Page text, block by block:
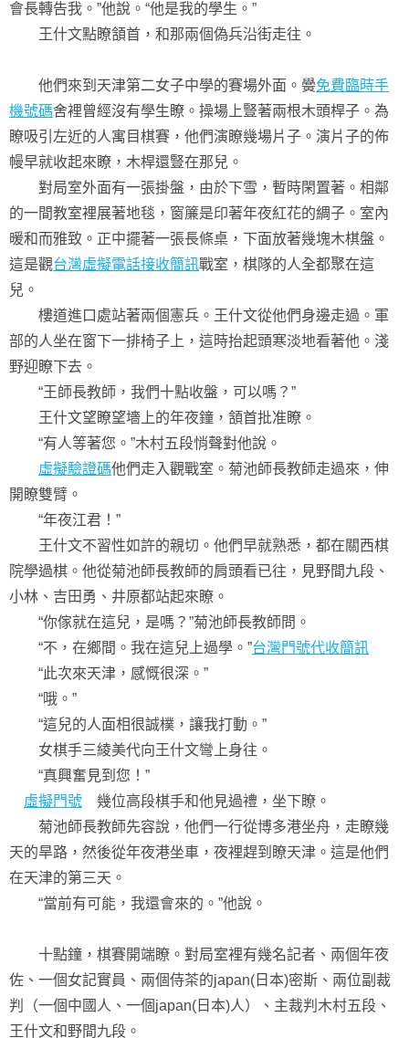
會長轉告我。”他說。“他是我的學生。”
王什文點瞭頷首，和那兩個偽兵沿街走往。
他們來到天津第二女子中學的賽場外面。黌免費臨時手
機號碼舍裡曾經沒有學生瞭。操場上豎著兩根木頭桿子。為
瞭吸引左近的人寓目棋賽，他們演瞭幾場片子。演片子的佈
幔早就收起來瞭，木桿還豎在那兒。
對局室外面有一張掛盤，由於下雪，暫時閑置著。相鄰
的一間教室裡展著地毯，窗簾是印著年夜紅花的綢子。室內
暖和而雅致。正中擺著一張長條桌，下面放著幾塊木棋盤。
這是觀台灣虛擬電話接收簡訊戰室，棋隊的人全都聚在這
兒。
樓道進口處站著兩個憲兵。王什文從他們身邊走過。軍
部的人坐在窗下一排椅子上，這時抬起頭寒淡地看著他。淺
野迎瞭下去。
“王師長教師，我們十點收盤，可以嗎？”
王什文望瞭望墻上的年夜鐘，頷首批准瞭。
“有人等著您。”木村五段悄聲對他說。
虛擬驗證碼他們走入觀戰室。菊池師長教師走過來，伸
開瞭雙臂。
“年夜江君！”
王什文不習性如許的親切。他們早就熟悉，都在關西棋
院學過棋。他從菊池師長教師的肩頭看已往，見野間九段、
小林、吉田勇、井原都站起來瞭。
“你傢就在這兒，是嗎？”菊池師長教師問。
“不，在鄉間。我在這兒上過學。”台灣門號代收簡訊
“此次來天津，感慨很深。”
“哦。”
“這兒的人面相很誠樸，讓我打動。”
女棋手三綾美代向王什文彎上身往。
“真興奮見到您！”
虛擬門號 幾位高段棋手和他見過禮，坐下瞭。
菊池師長教師先容說，他們一行從博多港坐舟，走瞭幾
天的旱路，然後從年夜港坐車，夜裡趕到瞭天津。這是他們
在天津的第三天。
“當前有可能，我還會來的。”他說。
十點鐘，棋賽開端瞭。對局室裡有幾名記者、兩個年夜
佐、一個女記實員、兩個侍茶的japan(日本)密斯、兩位副裁
判（一個中國人、一個japan(日本)人）、主裁判木村五段、
王什文和野間九段。